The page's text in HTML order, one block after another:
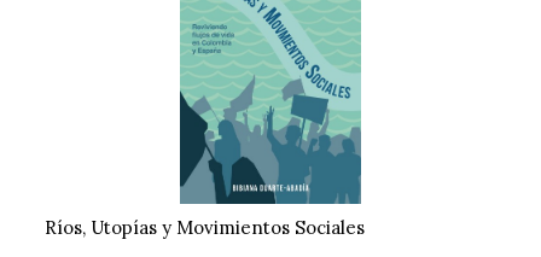
Ríos, Utopías y Movimientos Sociales